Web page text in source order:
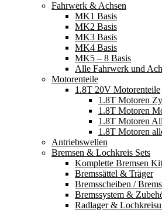
Fahrwerk & Achsen
MK1 Basis
MK2 Basis
MK3 Basis
MK4 Basis
MK5 – 8 Basis
Alle Fahrwerk und
Motorenteile
1.8T 20V Motorenteile
1.8T Motoren
1.8T Motoren
1.8T Motoren
1.8T Motoren
Antriebswellen
Bremsen & Lochkreis Sets
Komplette Bremsen
Bremssättel & Träger
Bremsscheiben /
Bremssystem &
Radlager &